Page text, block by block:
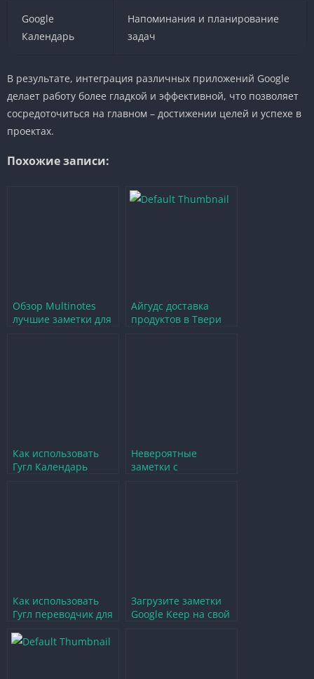
Google
Календарь
Напоминания и планирование
задач
В результате, интеграция различных приложений Google
делает работу более гладкой и эффективной, что позволяет
сосредоточиться на главном – достижении целей и успехе в
проектах.
Похожие записи:
Обзор Multinotes
лучшие заметки для
Айгудс доставка
продуктов в Твери
Как использовать
Гугл Календарь
Невероятные
заметки с
Как использовать
Гугл переводчик для
на узбекский
Загрузите заметки
Google Keep на свой